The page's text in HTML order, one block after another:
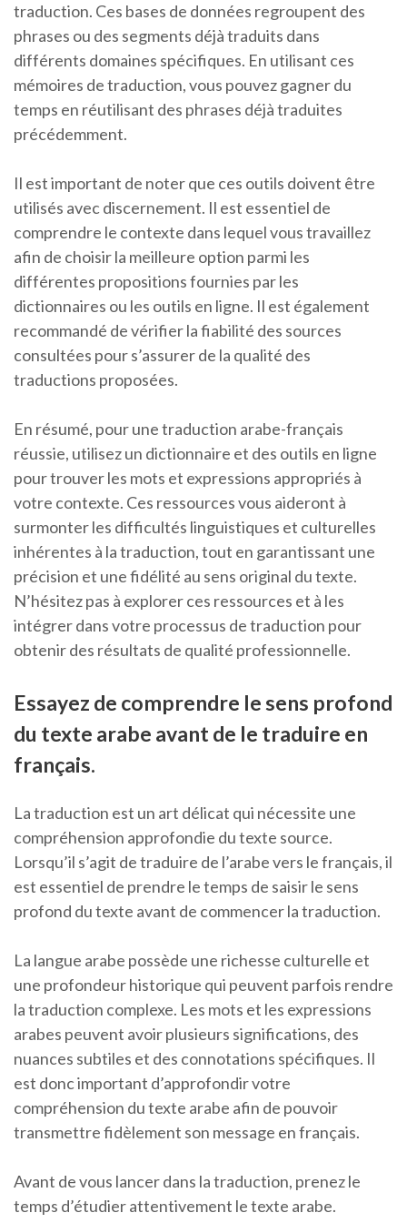
traduction. Ces bases de données regroupent des
phrases ou des segments déjà traduits dans
différents domaines spécifiques. En utilisant ces
mémoires de traduction, vous pouvez gagner du
temps en réutilisant des phrases déjà traduites
précédemment.
Il est important de noter que ces outils doivent être
utilisés avec discernement. Il est essentiel de
comprendre le contexte dans lequel vous travaillez
afin de choisir la meilleure option parmi les
différentes propositions fournies par les
dictionnaires ou les outils en ligne. Il est également
recommandé de vérifier la fiabilité des sources
consultées pour s’assurer de la qualité des
traductions proposées.
En résumé, pour une traduction arabe-français
réussie, utilisez un dictionnaire et des outils en ligne
pour trouver les mots et expressions appropriés à
votre contexte. Ces ressources vous aideront à
surmonter les difficultés linguistiques et culturelles
inhérentes à la traduction, tout en garantissant une
précision et une fidélité au sens original du texte.
N’hésitez pas à explorer ces ressources et à les
intégrer dans votre processus de traduction pour
obtenir des résultats de qualité professionnelle.
Essayez de comprendre le sens profond
du texte arabe avant de le traduire en
français.
La traduction est un art délicat qui nécessite une
compréhension approfondie du texte source.
Lorsqu’il s’agit de traduire de l’arabe vers le français, il
est essentiel de prendre le temps de saisir le sens
profond du texte avant de commencer la traduction.
La langue arabe possède une richesse culturelle et
une profondeur historique qui peuvent parfois rendre
la traduction complexe. Les mots et les expressions
arabes peuvent avoir plusieurs significations, des
nuances subtiles et des connotations spécifiques. Il
est donc important d’approfondir votre
compréhension du texte arabe afin de pouvoir
transmettre fidèlement son message en français.
Avant de vous lancer dans la traduction, prenez le
temps d’étudier attentivement le texte arabe.